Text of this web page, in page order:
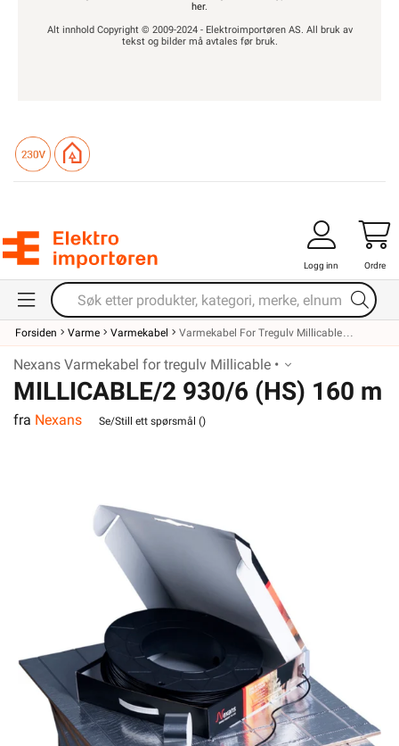
her.
Alt innhold Copyright © 2009-2024 - Elektroimportøren AS. All bruk av
tekst og bilder må avtales før bruk.
Logg inn Ordre
Forsiden Varme Varmekabel Varmekabel For Tregulv Millicable
Nexans Varmekabel for tregulv Millicable •
MILLICABLE/2 930/6 (HS) 160 m
16 kvm
fra Nexans Se/Still ett spørsmål ()